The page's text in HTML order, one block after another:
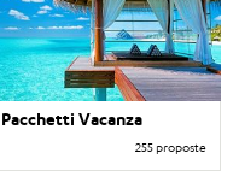
Pacchetti Vacanza
255 proposte